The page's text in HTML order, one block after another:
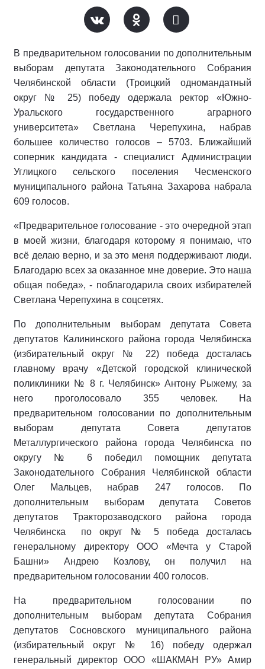
В предварительном голосовании по дополнительным
выборам депутата Законодательного Собрания
Челябинской области (Троицкий одномандатный
округ № 25) победу одержала ректор «Южно-
Уральского государственного аграрного
университета» Светлана Черепухина, набрав
большее количество голосов – 5703. Ближайший
соперник кандидата - специалист Администрации
Углицкого сельского поселения Чесменского
муниципального района Татьяна Захарова набрала
609 голосов.
«Предварительное голосование - это очередной этап
в моей жизни, благодаря которому я понимаю, что
всё делаю верно, и за это меня поддерживают люди.
Благодарю всех за оказанное мне доверие. Это наша
общая победа», - поблагодарила своих избирателей
Светлана Черепухина в соцсетях.
По дополнительным выборам депутата Совета
депутатов Калининского района города Челябинска
(избирательный округ № 22) победа досталась
главному врачу «Детской городской клинической
поликлиники № 8 г. Челябинск» Антону Рыжему, за
него проголосовало 355 человек. На
предварительном голосовании по дополнительным
выборам депутата Совета депутатов
Металлургического района города Челябинска по
округу № 6 победил помощник депутата
Законодательного Собрания Челябинской области
Олег Мальцев, набрав 247 голосов. По
дополнительным выборам депутата Советов
депутатов Тракторозаводского района города
Челябинска по округ № 5 победа досталась
генеральному директору ООО «Мечта у Старой
Башни» Андрею Козлову, он получил на
предварительном голосовании 400 голосов.
На предварительном голосовании по
дополнительным выборам депутата Собрания
депутатов Сосновского муниципального района
(избирательный округ № 16) победу одержал
генеральный директор ООО «ШАКМАН РУ» Амир